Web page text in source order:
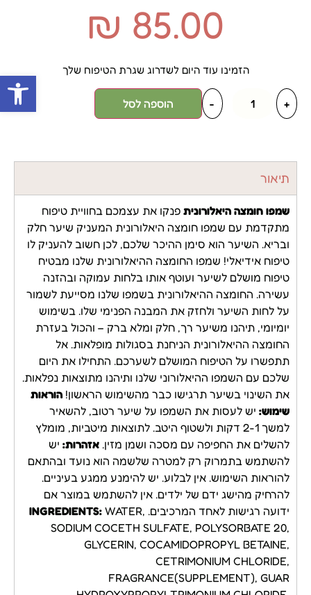
פתח
85.00
₪
הזמינו עוד היום לשדרוג שגרת הטיפוח שלך
+
- הוספה לסל
תיאור
שמפו חומצה היאלורונית פנקו את עצמכם בחוויית טיפוח
מתקדמת עם שמפו חומצה היאלורונית המעניק שיער חלק
ובריא. השיער הוא סימן ההיכר שלכם, לכן חשוב להעניק לו
טיפוח אידיאלי! שמפו החומצה ההיאלורונית שלנו מבטיח
טיפוח מושלם לשיער ועוטף אותו בלחות עמוקה ובהזנה
עשירה. החומצה ההיאלורונית בשמפו שלנו מסייעת לשמור
על לחות השיער ולחזק את המבנה הפנימי שלו. בשימוש
יומיומי, תיהנו משיער רך, חלק ומלא ברק – והכול בעזרת
החומצה ההיאלורונית הניחנת בסגולות מופלאות. אל
תתפשרו על הטיפוח המושלם לשערכם. התחילו את היום
שלכם עם השמפו ההיאלורוני שלנו ותיהנו מתוצאות נפלאות.
את השינוי בשיער תרגישו כבר מהשימוש הראשון! הוראות
שימוש: יש לעסות את השמפו על שיער רטוב, להשאיר
למשך 2-1 דקות ולשטוף היטב. לתוצאות מיטביות, מומלץ
להשלים את החפיפה עם מסכה ושמן מזין. אזהרות: יש
להשתמש בתמרוק רק למטרה שלשמה הוא נועד ובהתאם
להוראות השימוש. אין לבלוע. יש להימנע ממגע בעיניים.
להרחיק מהישג ידם של ילדים. אין להשתמש במוצר אם
ידועה רגישות לאחד המרכיבים.
INGREDIENTS: WATER,
SODIUM COCETH SULFATE, POLYSORBATE 20,
GLYCERIN, COCAMIDOPROPYL BETAINE,
CETRIMONIUM CHLORIDE,
FRAGRANCE(SUPPLEMENT), GUAR